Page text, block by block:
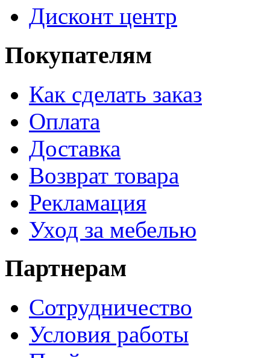
Дисконт центр
Покупателям
Как сделать заказ
Оплата
Доставка
Возврат товара
Рекламация
Уход за мебелью
Партнерам
Сотрудничество
Условия работы